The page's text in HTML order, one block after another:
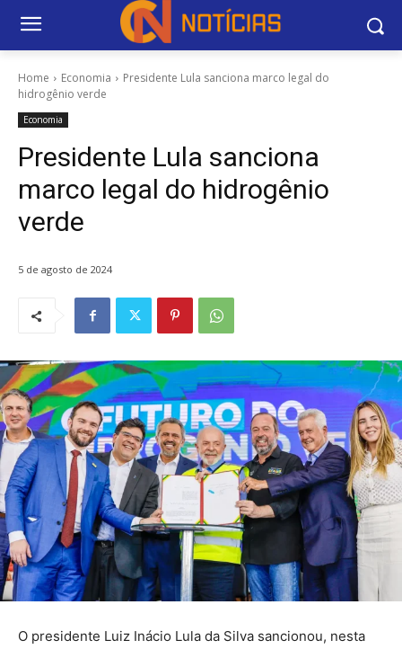
Home Economia
Presidente Lula sanciona marco legal do
hidrogênio verde
Economia
Presidente Lula sanciona
marco legal do hidrogênio
verde
5 de agosto de 2024
O presidente Luiz Inácio Lula da Silva sancionou, nesta